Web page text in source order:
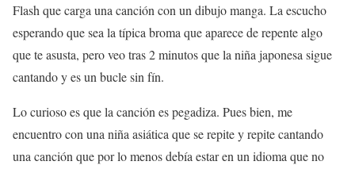
Flash que carga una canción con un dibujo manga. La escucho
esperando que sea la típica broma que aparece de repente algo
que te asusta, pero veo tras 2 minutos que la niña japonesa sigue
cantando y es un bucle sin fín.
Lo curioso es que la canción es pegadiza. Pues bien, me
encuentro con una niña asiática que se repite y repite cantando
una canción que por lo menos debía estar en un idioma que no